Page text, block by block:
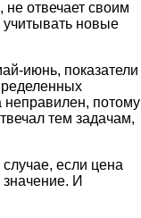
не отвечает своим
учитывать новые
июнь, показатели
неправилен, потому
тем задачам,
если цена
И